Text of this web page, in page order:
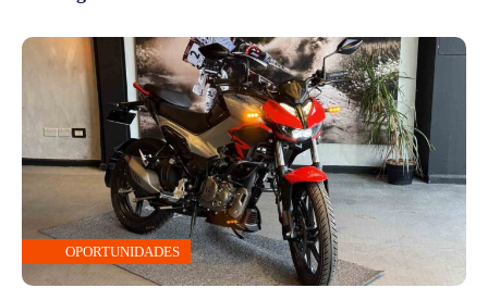
OPORTUNIDADES